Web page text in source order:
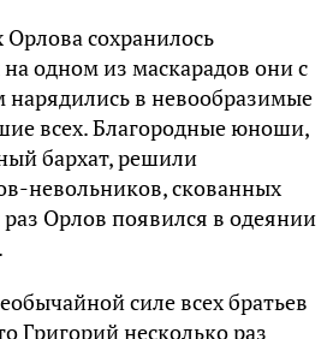
сохранилось
одном из маскарадов они с
в невообразимые
всех. Благородные юноши,
бархат, решили
невольников, скованных
Орлов появился в одеянии
силе всех братьев
Григорий несколько раз